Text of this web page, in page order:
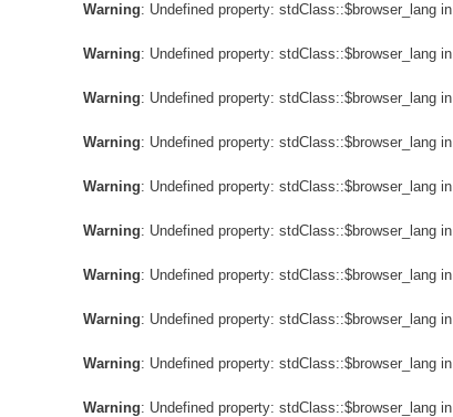
Warning: Undefined property: stdClass::$browser_lang in
Warning: Undefined property: stdClass::$browser_lang in
Warning: Undefined property: stdClass::$browser_lang in
Warning: Undefined property: stdClass::$browser_lang in
Warning: Undefined property: stdClass::$browser_lang in
Warning: Undefined property: stdClass::$browser_lang in
Warning: Undefined property: stdClass::$browser_lang in
Warning: Undefined property: stdClass::$browser_lang in
Warning: Undefined property: stdClass::$browser_lang in
Warning: Undefined property: stdClass::$browser_lang in